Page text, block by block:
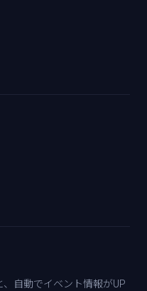
自動でイベント情報がUP